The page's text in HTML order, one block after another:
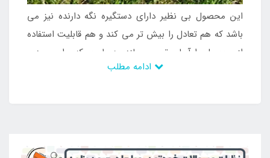
این محصول بی نظیر دارای دستگیره نگه دارنده نیز می
باشد که هم تعادل را بیش تر می کند و هم قابلیت استفاده
از محصول را آسان تر می سازد. به طوری که برای ورود و
خروج به داخل آب از آن استفاده می شود و می توان بدون
آن را تهیه کرد تا لحظات خوشی برای کودکان رقم بخورد.